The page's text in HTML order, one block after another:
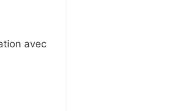
avec